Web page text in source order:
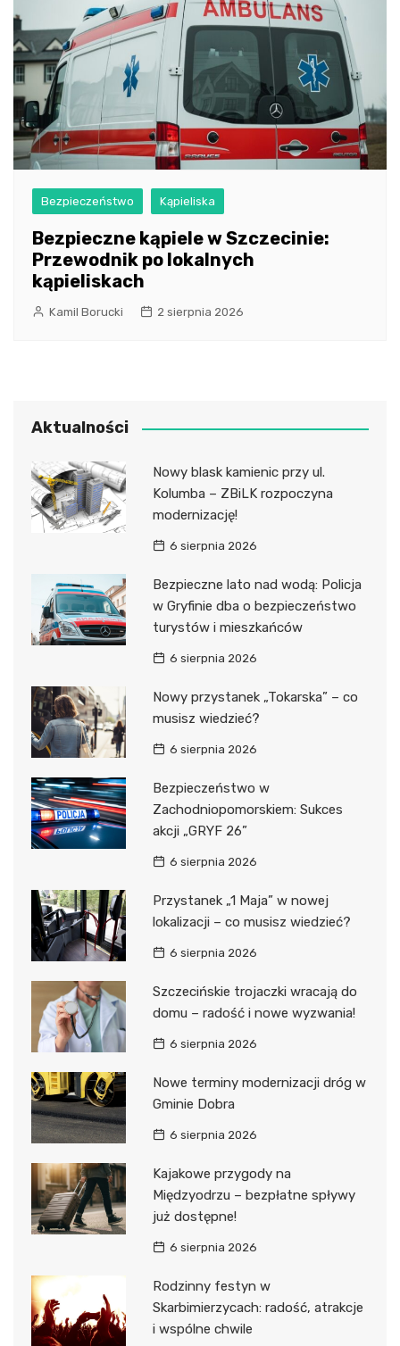
Bezpieczeństwo Kąpieliska
Bezpieczne kąpiele w Szczecinie:
Przewodnik po lokalnych
kąpieliskach
Kamil Borucki 2 sierpnia 2026
Aktualności
Nowy blask kamienic przy ul.
Kolumba – ZBiLK rozpoczyna
modernizację!
6 sierpnia 2026
Bezpieczne lato nad wodą: Policja
w Gryfinie dba o bezpieczeństwo
turystów i mieszkańców
6 sierpnia 2026
Nowy przystanek „Tokarska” – co
musisz wiedzieć?
6 sierpnia 2026
Bezpieczeństwo w
Zachodniopomorskiem: Sukces
akcji „GRYF 26”
6 sierpnia 2026
Przystanek „1 Maja” w nowej
lokalizacji – co musisz wiedzieć?
6 sierpnia 2026
Szczecińskie trojaczki wracają do
domu – radość i nowe wyzwania!
6 sierpnia 2026
Nowe terminy modernizacji dróg w
Gminie Dobra
6 sierpnia 2026
Kajakowe przygody na
Międzyodrzu – bezpłatne spływy
już dostępne!
6 sierpnia 2026
Rodzinny festyn w
Skarbimierzycach: radość, atrakcje
i wspólne chwile